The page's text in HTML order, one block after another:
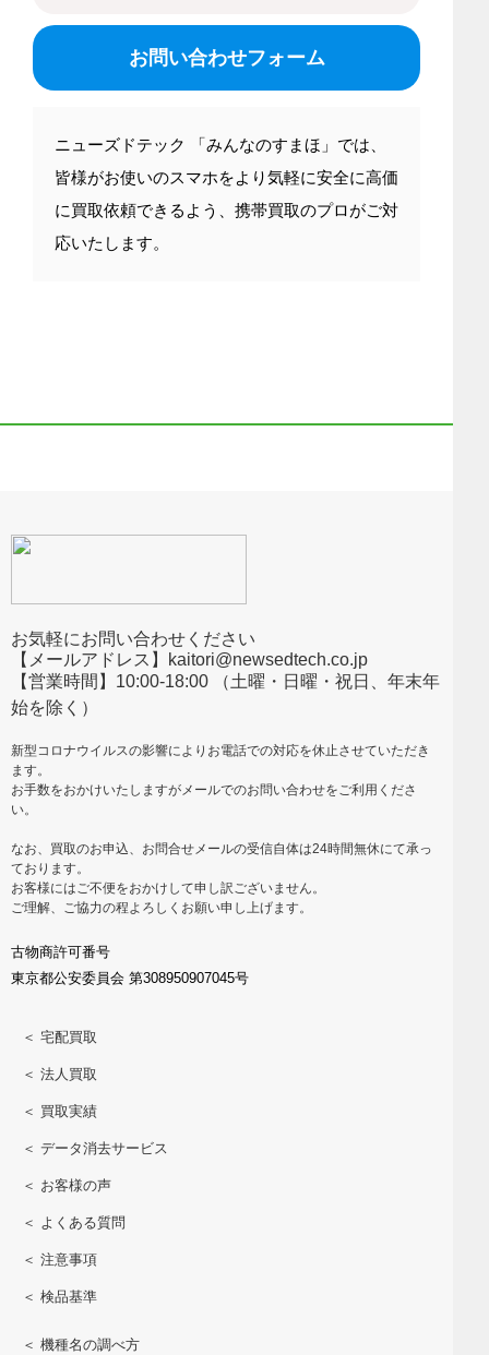
お問い合わせフォーム
ニューズドテック 「みんなのすまほ」では、
皆様がお使いのスマホをより気軽に安全に高価
に買取依頼できるよう、携帯買取のプロがご対
応いたします。
お気軽にお問い合わせください
【メールアドレス】kaitori@newsedtech.co.jp
【営業時間】10:00-18:00 （土曜・日曜・祝日、年末年
始を除く）
新型コロナウイルスの影響によりお電話での対応を休止させていただき
ます。
お手数をおかけいたしますがメールでのお問い合わせをご利用くださ
い。
なお、買取のお申込、お問合せメールの受信自体は24時間無休にて承っ
ております。
お客様にはご不便をおかけして申し訳ございません。
ご理解、ご協力の程よろしくお願い申し上げます。
古物商許可番号
東京都公安委員会 第308950907045号
＜ 宅配買取
＜ 法人買取
＜ 買取実績
＜ データ消去サービス
＜ お客様の声
＜ よくある質問
＜ 注意事項
＜ 検品基準
＜ 機種名の調べ方